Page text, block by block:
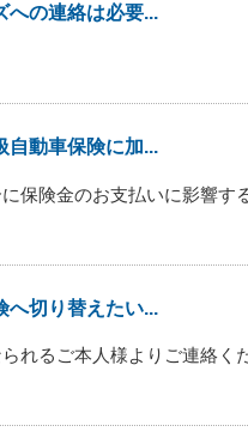
への連絡は必要...
自動車保険に加...
険金のお支払いに影響す
へ切り替えたい...
れるご本人様よりご連絡く